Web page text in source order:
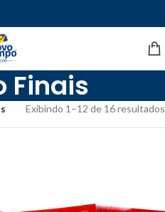
Finais
Exibindo 1–12 de 16 resultados